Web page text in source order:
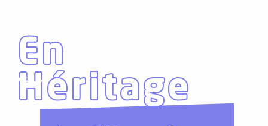
En
Héritage